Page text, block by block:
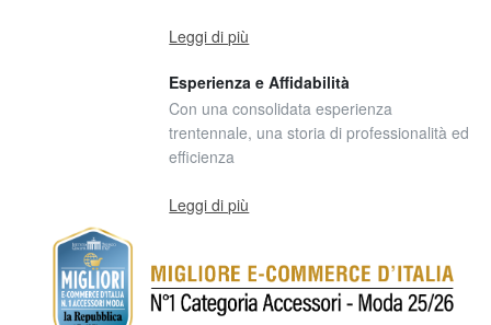
Leggi di più
Esperienza e Affidabilità
Con una consolidata esperienza
trentennale, una storia di professionalità ed
efficienza
Leggi di più